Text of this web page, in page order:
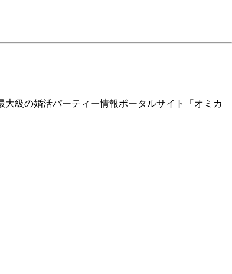
級の婚活パーティー情報ポータルサイト「オミカ